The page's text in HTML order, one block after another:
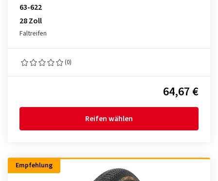
63-622
28 Zoll
Faltreifen
(0)
64,67 €
Reifen wählen
Empfehlung